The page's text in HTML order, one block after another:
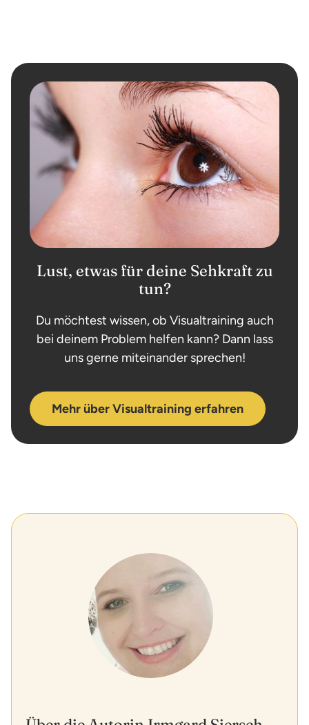
Lust, etwas für deine Sehkraft zu
tun?
Du möchtest wissen, ob Visualtraining auch
bei deinem Problem helfen kann? Dann lass
uns gerne miteinander sprechen!
Mehr über Visualtraining erfahren